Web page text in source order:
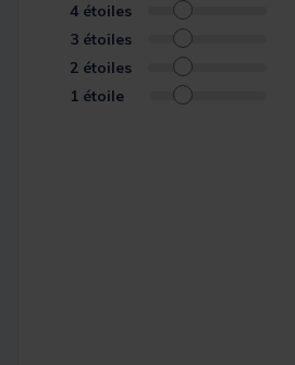
4 étoiles
3 étoiles
2 étoiles
1 étoile